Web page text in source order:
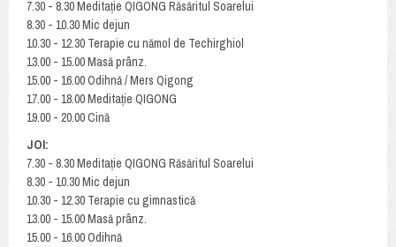
7.30 - 8.30 Meditație QIGONG Răsăritul Soarelui
8.30 - 10.30 Mic dejun
10.30 - 12.30 Terapie cu nămol de Techirghiol
13.00 - 15.00 Masă prânz.
15.00 - 16.00 Odihnă / Mers Qigong
17.00 - 18.00 Meditație QIGONG
19.00 - 20.00 Cină
JOI:
7.30 - 8.30 Meditație QIGONG Răsăritul Soarelui
8.30 - 10.30 Mic dejun
10.30 - 12.30 Terapie cu gimnastică
13.00 - 15.00 Masă prânz.
15.00 - 16.00 Odihnă